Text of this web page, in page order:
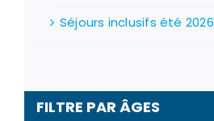
Séjours inclusifs été 2026
FILTRE PAR ÂGES